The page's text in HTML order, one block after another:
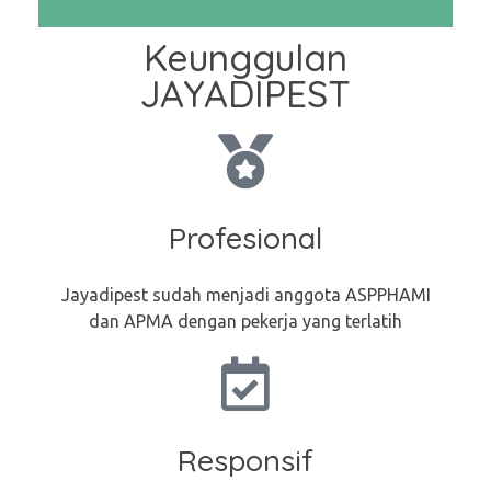
Keunggulan
JAYADIPEST
Profesional
Jayadipest sudah menjadi anggota ASPPHAMI
dan APMA dengan pekerja yang terlatih
Responsif